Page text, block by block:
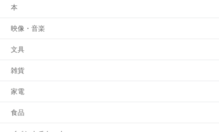
本
映像・音楽
文具
雑貨
家電
食品